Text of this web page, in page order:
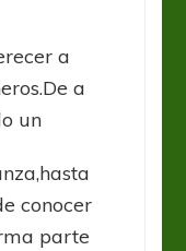
a
a
un
conocer
parte